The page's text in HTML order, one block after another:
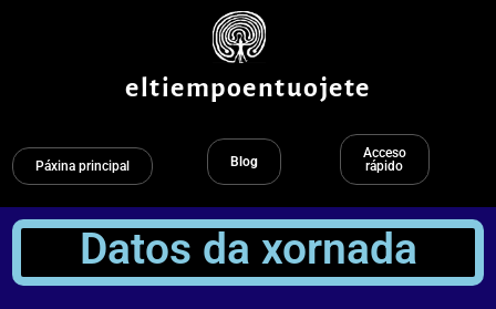
eltiempoentuojete
Páxina principal Blog
Acceso
rápido
Datos da xornada